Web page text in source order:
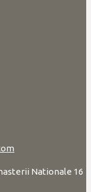
Nationale 16